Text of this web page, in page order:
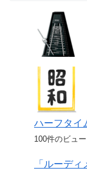
ハーフタイ
100件のビュー
「ルーデ